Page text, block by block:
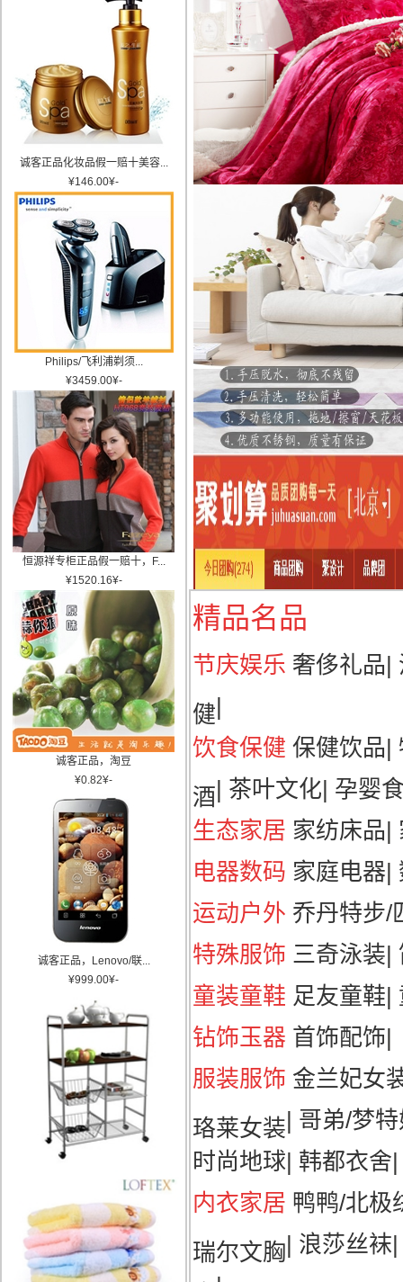
诚客正品化妆品假一赔十美容...
¥146.00¥-
Philips/飞利浦剃须...
¥3459.00¥-
恒源祥专柜正品假一赔十，F...
¥1520.16¥-
诚客正品，淘豆
¥0.82¥-
诚客正品，Lenovo/联...
¥999.00¥-
精品名品
节庆娱乐 奢侈礼品|
健|
饮食保健 保健饮品|
酒| 茶叶文化| 孕婴
生态家居 家纺床品|
电器数码 家庭电器|
运动户外 乔丹特步/
特殊服饰 三奇泳装|
童装童鞋 足友童鞋|
钻饰玉器 首饰配饰|
服装服饰 金兰妃女
珞莱女装| 哥弟/梦
时尚地球| 韩都衣舍|
内衣家居 鸭鸭/北极
瑞尔文胸| 浪莎丝袜